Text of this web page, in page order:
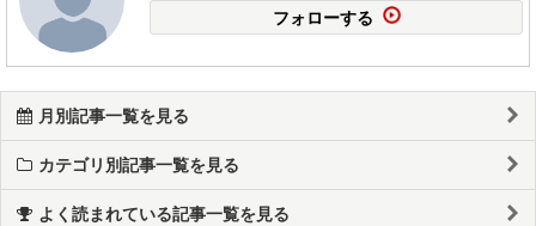
フォローする
月別記事一覧を見る
カテゴリ別記事一覧を見る
よく読まれている記事一覧を見る